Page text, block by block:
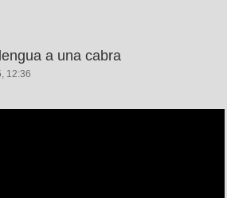
a una cabra
12:36